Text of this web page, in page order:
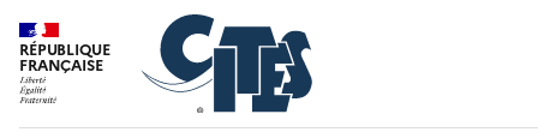
RÉPUBLIQUE
FRANÇAISE